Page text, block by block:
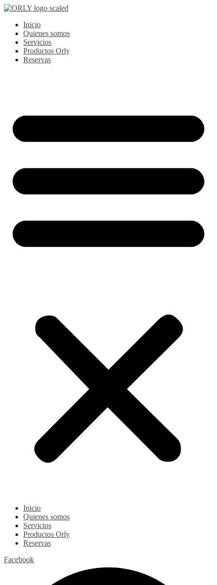
Ir
contenido
Inicio
Quienes somos
Servicios
Productos Orly
Reservas
Inicio
Quienes somos
Servicios
Productos Orly
Reservas
Facebook